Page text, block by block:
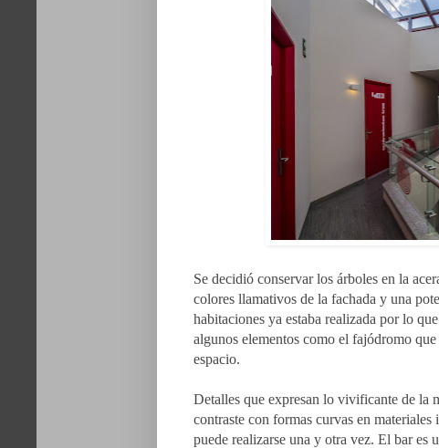
Se decidió conservar los árboles en la
colores llamativos de la fachada y una
habitaciones ya estaba realizada por lo
algunos elementos como el fajódromo
espacio.
Detalles que expresan lo vivificante de la
contraste con formas curvas en
puede realizarse una y otra vez. El bar es